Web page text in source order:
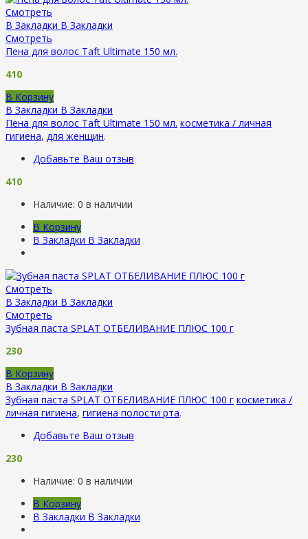
Смотреть
В Закладки В Закладки
Смотреть
Пена для волос Taft Ultimate 150 мл.
410
В Корзину
В Закладки В Закладки
Пена для волос Taft Ultimate 150 мл. косметика / личная
гигиена, для женщин.
Добавьте Ваш отзыв
410
Наличие: 0 в наличии
В Корзину
В Закладки В Закладки
Смотреть
В Закладки В Закладки
Смотреть
Зубная паста SPLAT ОТБЕЛИВАНИЕ ПЛЮС 100 г
230
В Корзину
В Закладки В Закладки
Зубная паста SPLAT ОТБЕЛИВАНИЕ ПЛЮС 100 г косметика /
личная гигиена, гигиена полости рта.
Добавьте Ваш отзыв
230
Наличие: 0 в наличии
В Корзину
В Закладки В Закладки